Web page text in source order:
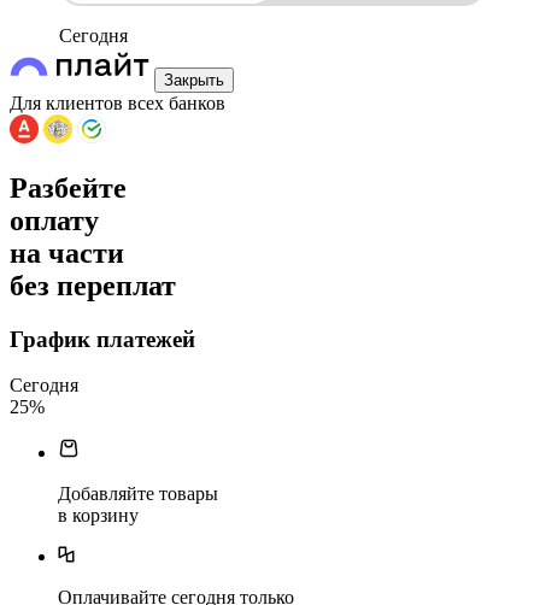
Сегодня
Закрыть
Для клиентов всех банков
Разбейте
оплату
на части
без переплат
График платежей
Сегодня
25%
Добавляйте товары
в корзину
Оплачивайте сегодня только